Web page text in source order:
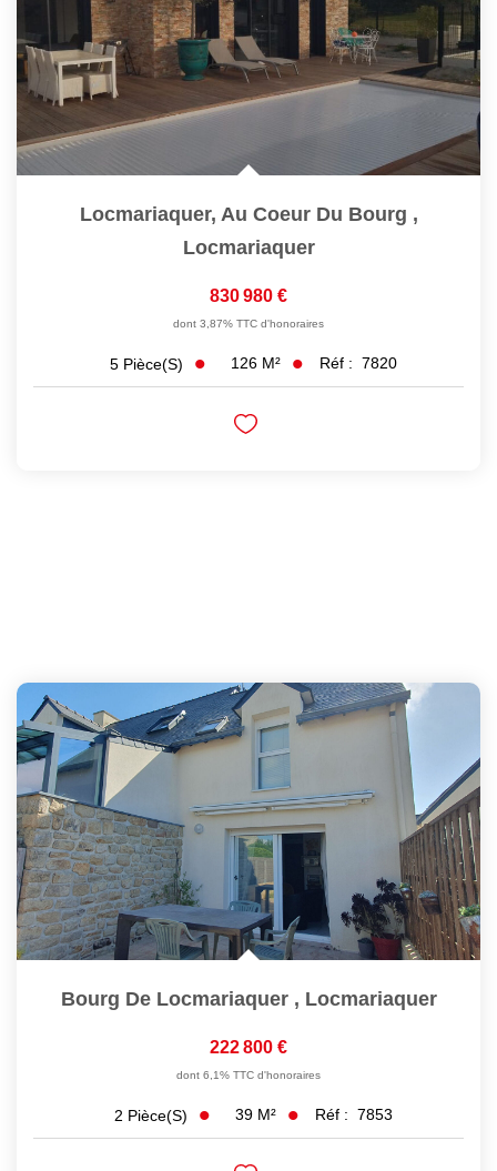
Locmariaquer, Au Coeur Du Bourg ,
Locmariaquer
830 980 €
dont 3,87% TTC d'honoraires
5 Pièce(s) 126 M² Réf : 7820
Bourg De Locmariaquer , Locmariaquer
222 800 €
dont 6,1% TTC d'honoraires
2 Pièce(s) 39 M² Réf : 7853